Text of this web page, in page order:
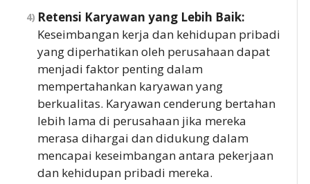
Retensi Karyawan yang Lebih Baik:
Keseimbangan kerja dan kehidupan pribadi
yang diperhatikan oleh perusahaan dapat
menjadi faktor penting dalam
mempertahankan karyawan yang
berkualitas. Karyawan cenderung bertahan
lebih lama di perusahaan jika mereka
merasa dihargai dan didukung dalam
mencapai keseimbangan antara pekerjaan
dan kehidupan pribadi mereka.